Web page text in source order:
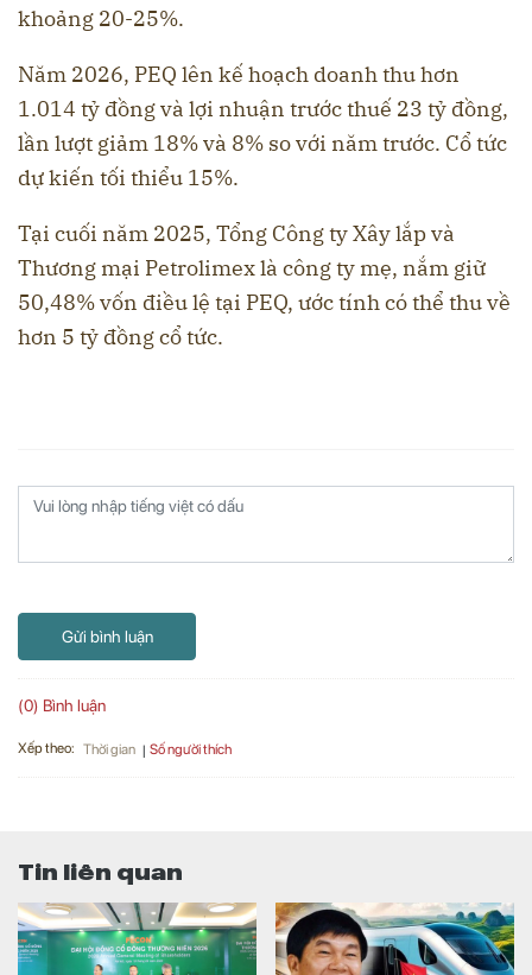
khoảng 20-25%.
Năm 2026, PEQ lên kế hoạch doanh thu hơn
1.014 tỷ đồng và lợi nhuận trước thuế 23 tỷ đồng,
lần lượt giảm 18% và 8% so với năm trước. Cổ tức
dự kiến tối thiểu 15%.
Tại cuối năm 2025, Tổng Công ty Xây lắp và
Thương mại Petrolimex là công ty mẹ, nắm giữ
50,48% vốn điều lệ tại PEQ, ước tính có thể thu về
hơn 5 tỷ đồng cổ tức.
Gửi bình luận
(0) Bình luận
Xếp theo: Thời gian Số người thích
Tin liên quan